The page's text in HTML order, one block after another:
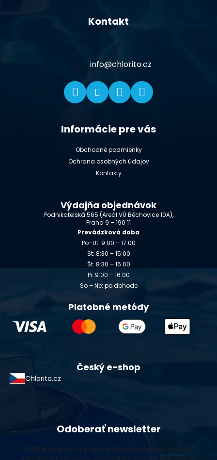
Kontakt
info@chlorito.cz
Informácie pre vás
Obchodné podmienky
Ochrana osobných údajov
Kontakty
Výdajňa objednávok
Podnikatelská 565 (Areál VÚ Běchovice 10A),
Praha 9 – 190 11
Prevádzková doba
Po–Ut: 9:00 – 17:00
St: 8:30 – 15:00
Št: 8:30 – 16:00
Pi: 9:00 – 16:00
So – Ne: po dohode
Platobné metódy
Český e-shop
Chlorito.cz
Odoberať newsletter
Vložte svoj e-mail a my Vám budeme zasielať